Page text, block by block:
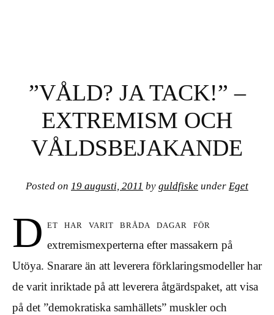
”VÅLD? JA TACK!” –
EXTREMISM OCH
VÅLDSBEJAKANDE
Posted on 19 augusti, 2011 by guldfiske under Eget
D et har varit bråda dagar för
extremismexperterna efter massakern på
Utöya. Snarare än att leverera förklaringsmodeller har
de varit inriktade på att leverera åtgärdspaket, att visa
på det ”demokratiska samhällets” muskler och